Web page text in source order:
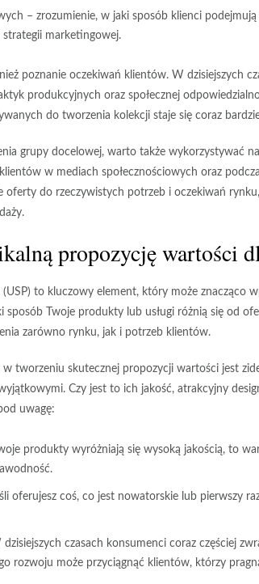
– zrozumienie, w jaki sposób klienci
marketingowej.
poznanie oczekiwań klientów. W dzisiejszych
produkcyjnych oraz społecznej
do tworzenia kolekcji staje się coraz
grupy docelowej, warto także wykorzystywać
w mediach społecznościowych oraz
oferty do rzeczywistych potrzeb i oczekiwań
propozycję wartości
to kluczowy element, który może znacząco
sposób Twoje produkty lub usługi różnią się od
zarówno rynku, jak i potrzeb klientów.
tworzeniu skutecznej propozycji wartości jest
. Czy jest to ich jakość, atrakcyjny
uwagę:
produkty wyróżniają się wysoką jakością, to
oferujesz coś, co jest nowatorskie lub pierwszy
dzisiejszych czasach konsumenci coraz częściej
rozwoju może przyciągnąć klientów, którzy